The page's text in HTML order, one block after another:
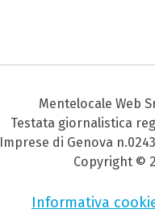
Mentelocale Web
Testata giornalistica
di Genova
Copyright ©
Informativa